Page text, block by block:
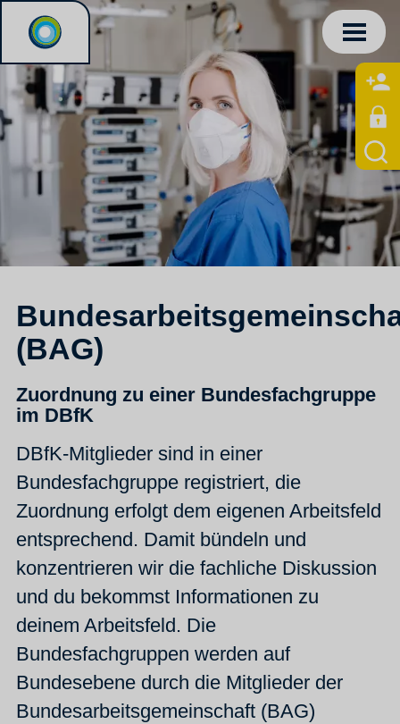
(BAG)
Zuordnung zu einer Bundesfachgruppe
im DBfK
DBfK-Mitglieder sind in einer
Bundesfachgruppe registriert, die
Zuordnung erfolgt dem eigenen Arbeitsfeld
entsprechend. Damit bündeln und
konzentrieren wir die fachliche Diskussion
und du bekommst Informationen zu
deinem Arbeitsfeld. Die
Bundesfachgruppen werden auf
Bundesebene durch die Mitglieder der
Bundesarbeitsgemeinschaft (BAG)